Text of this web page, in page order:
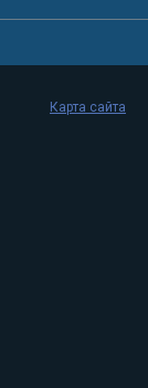
Карта сайта